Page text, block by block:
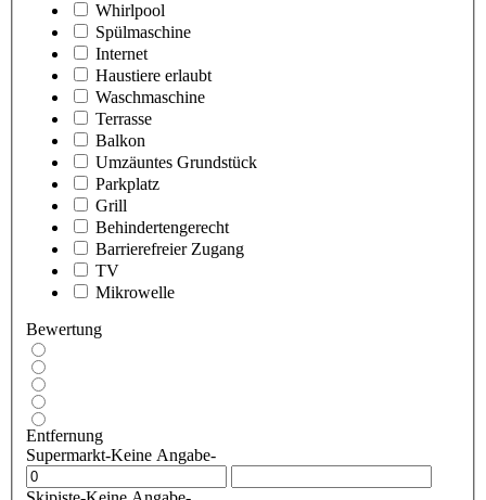
Whirlpool
Spülmaschine
Internet
Haustiere erlaubt
Waschmaschine
Terrasse
Balkon
Umzäuntes Grundstück
Parkplatz
Grill
Behindertengerecht
Barrierefreier Zugang
TV
Mikrowelle
Bewertung
Entfernung
Supermarkt-Keine Angabe-